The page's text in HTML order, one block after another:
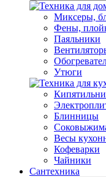
Миксеры,
Фены,
Паяльники
Утюги
Блинницы
Весы
Кофеварки
Чайники
Сантехника